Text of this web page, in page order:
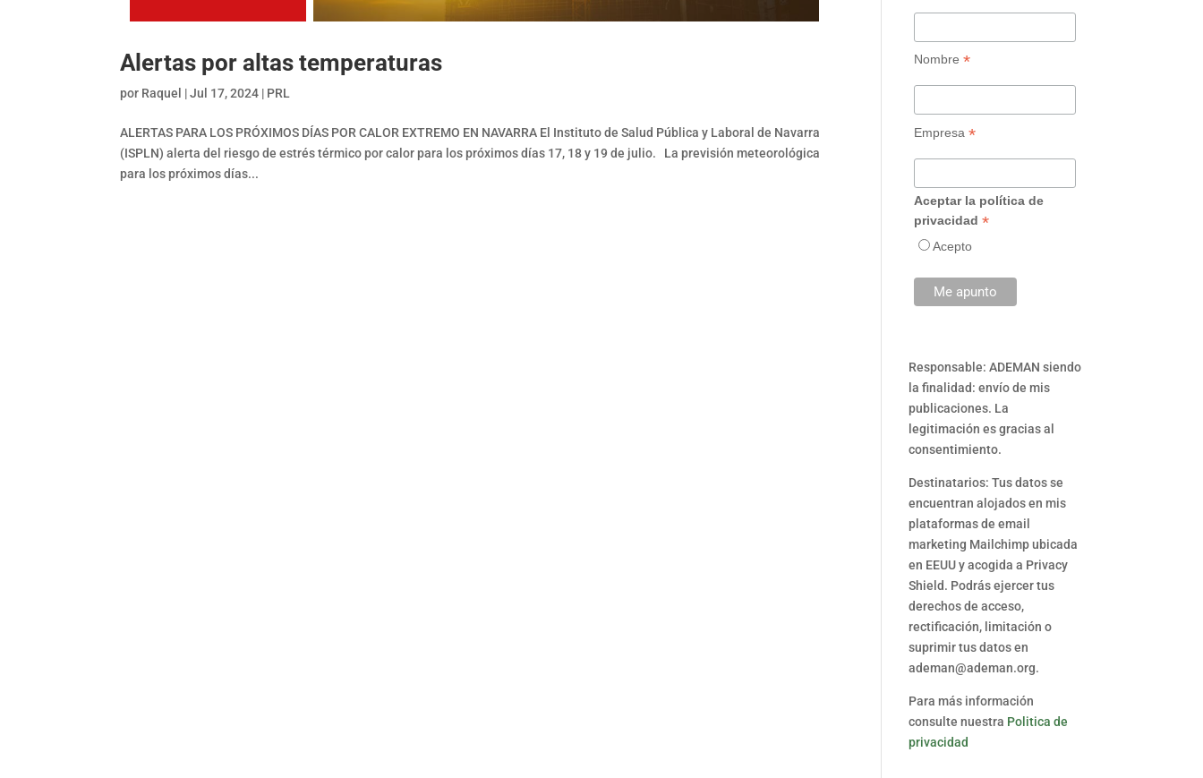
Alertas por altas temperaturas
por Raquel |Jul 17, 2024 | PRL
ALERTAS PARA LOS PRÓXIMOS DÍAS POR CALOR EXTREMO EN NAVARRA El Instituto de Salud Pública y Laboral de Navarra
(ISPLN) alerta del riesgo de estrés térmico por calor para los próximos días 17, 18 y 19 de julio. La previsión meteorológica
para los próximos días...
Nombre *
Empresa *
Aceptar la política de
privacidad *
Acepto
Responsable: ADEMAN siendo
la finalidad: envío de mis
publicaciones. La
legitimación es gracias al
consentimiento.
Destinatarios: Tus datos se
encuentran alojados en mis
plataformas de email
marketing Mailchimp ubicada
en EEUU y acogida a Privacy
Shield. Podrás ejercer tus
derechos de acceso,
rectificación, limitación o
suprimir tus datos en
ademan@ademan.org.
Para más información
consulte nuestra Politica de
privacidad